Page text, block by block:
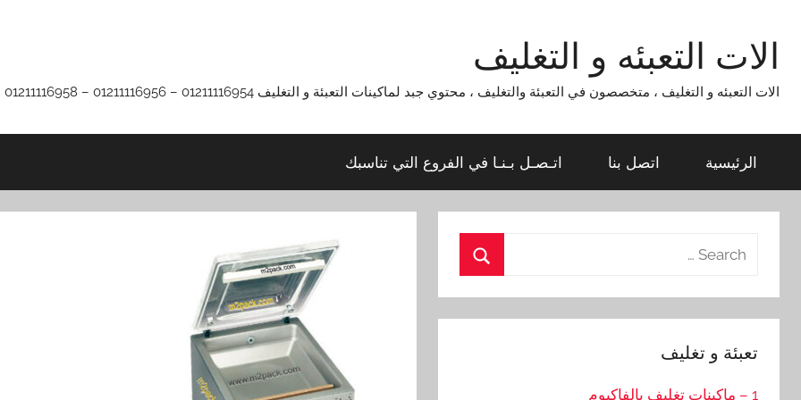
contentالات التعبئه و التغليف
الات التعبئه و التغليف ، متخصصون في التعبئة والتغليف ، محتوي جبد لماكينات التعبئة و التغليف 01211116954 – 01211116956 – 01211116958
الرئيسية اتصل بنا اتـصـل بـنـا في الفروع التي تناسبك
Search
تعبئة و تغليف
1 – ماكينات تغليف بالفاكيوم